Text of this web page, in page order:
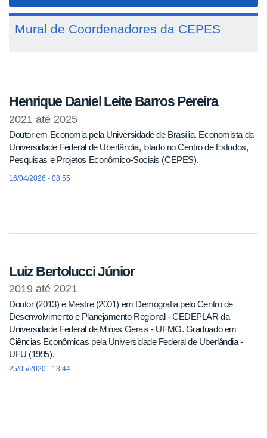
Mural de Coordenadores da CEPES
Henrique Daniel Leite Barros Pereira
2021 até 2025
Doutor em Economia pela Universidade de Brasília. Economista da
Universidade Federal de Uberlândia, lotado no Centro de Estudos,
Pesquisas e Projetos Econômico-Sociais (CEPES).
16/04/2026 - 08:55
Luiz Bertolucci Júnior
2019 até 2021
Doutor (2013) e Mestre (2001) em Demografia pelo Centro de
Desenvolvimento e Planejamento Regional - CEDEPLAR da
Universidade Federal de Minas Gerais - UFMG. Graduado em
Ciências Econômicas pela Universidade Federal de Uberlândia -
UFU (1995).
25/05/2020 - 13:44